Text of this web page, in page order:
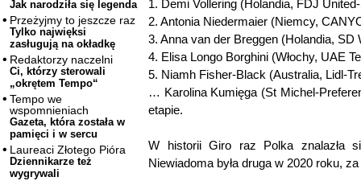
Jak narodziła się legenda
Przeżyjmy to jeszcze raz
Tylko najwięksi
zasługują na okładkę
Redaktorzy naczelni
Ci, którzy sterowali
„okrętem Tempo“
Tempo we
wspomnieniach
Gazeta, która została w
pamięci i w sercu
Laureaci Złotego Pióra
Dziennikarze też
wygrywali
1. Demi Vollering (Holandia, FDJ
2. Antonia Niedermaier (Niemcy,
3. Anna van der Breggen (Holandia, SD
4. Elisa Longo Borghini (Włochy, UAE
5. Niamh Fisher-Black (Australia, Lidl-
… Karolina Kumięga (St Michel-
etapie.
W historii Giro raz Polka znalazła
Niewiadoma była druga w 2020 roku,